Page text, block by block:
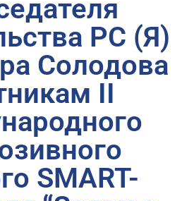
РС (Я)
Солодова
II
SMART-